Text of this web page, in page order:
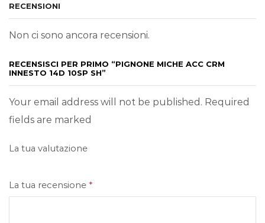
RECENSIONI
Non ci sono ancora recensioni.
RECENSISCI PER PRIMO “PIGNONE MICHE ACC CRM
INNESTO 14D 10SP SH”
Your email address will not be published. Required
fields are marked
La tua valutazione
La tua recensione *